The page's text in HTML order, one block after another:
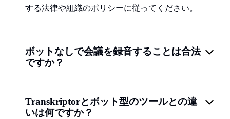
する法律や組織のポリシーに従ってください。
ボットなしで会議を録音することは合法
ですか？
Transkriptorとボット型のツールとの違
いは何ですか？